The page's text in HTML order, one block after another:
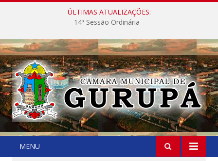
ÚLTIMAS ATUALIZAÇÕES:
14ª Sessão Ordinária
MENU